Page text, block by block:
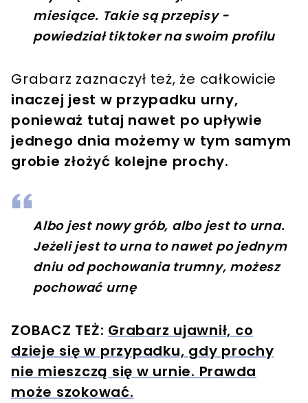
miesiące. Takie są przepisy -
powiedział tiktoker na swoim profilu
Grabarz zaznaczył też, że całkowicie
inaczej jest w przypadku urny,
ponieważ tutaj nawet po upływie
jednego dnia możemy w tym samym
grobie złożyć kolejne prochy.
Albo jest nowy grób, albo jest to urna.
Jeżeli jest to urna to nawet po jednym
dniu od pochowania trumny, możesz
pochować urnę
ZOBACZ TEŻ: Grabarz ujawnił, co
dzieje się w przypadku, gdy prochy
nie mieszczą się w urnie. Prawda
może szokować.